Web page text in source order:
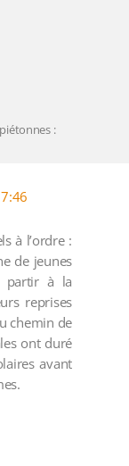
:
à l’ordre :
de jeunes
partir à la
reprises
chemin de
ont duré
avant